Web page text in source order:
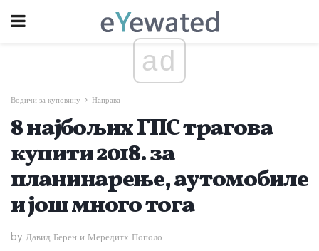
ad
Водичи за куповину Направа
8 најбољих ГПС трагова
купити 2018. за
планинарење, аутомобиле
и још много тога
by Давид Берен и Мередитх Пополо